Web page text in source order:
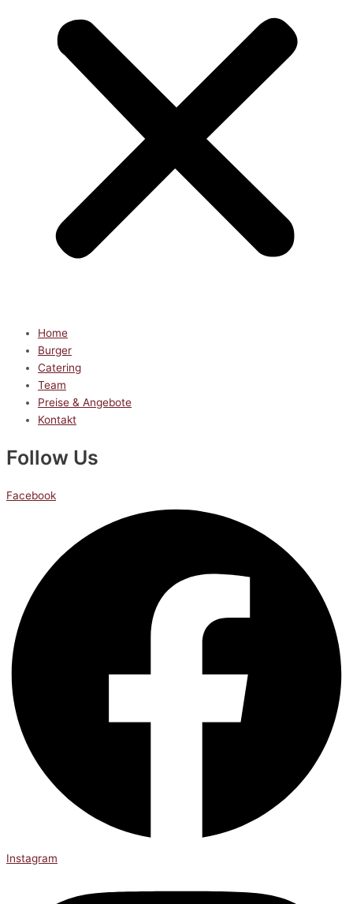
Home
Burger
Catering
Team
Preise & Angebote
Kontakt
Follow Us
Facebook
Instagram